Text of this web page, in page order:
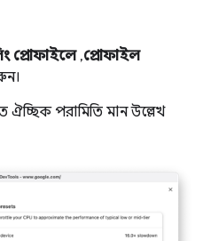
প্রোফাইলে,প্রোফাইল
ঐচ্ছিক পরামিতি মান উল্লেখ